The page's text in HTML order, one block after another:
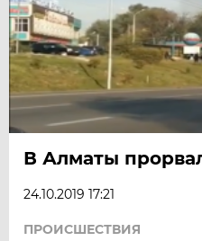
В Алматы
24.10.2019 17:21
ПРОИСШЕСТВИЯ